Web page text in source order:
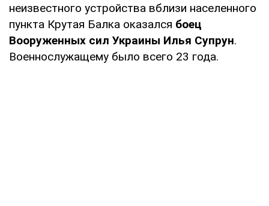
неизвестного устройства вблизи населенного
пункта Крутая Балка оказался боец
Вооруженных сил Украины Илья Супрун.
Военнослужащему было всего 23 года.